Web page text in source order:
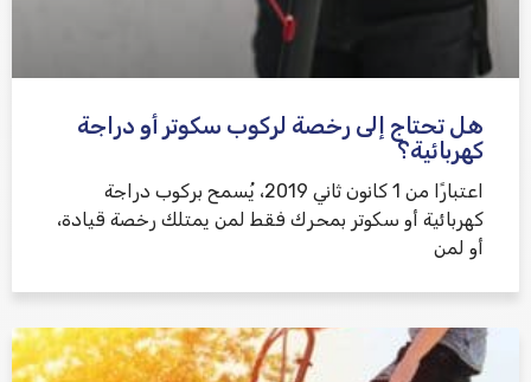
هل تحتاج إلى رخصة لركوب سكوتر أو دراجة
كهربائية؟
اعتبارًا من 1 كانون ثاني 2019، يُسمح بركوب دراجة
كهربائية أو سكوتر بمحرك فقط لمن يمتلك رخصة قيادة،
أو لمن